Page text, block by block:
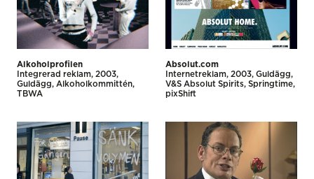
Alkoholprofilen
Integrerad reklam 2003
Guldägg
Alkoholkommittén
TBWA
Absolut.com
Internet­reklam 2003 Guldägg
V&S Absolut Spirits Springtime,
pixShift